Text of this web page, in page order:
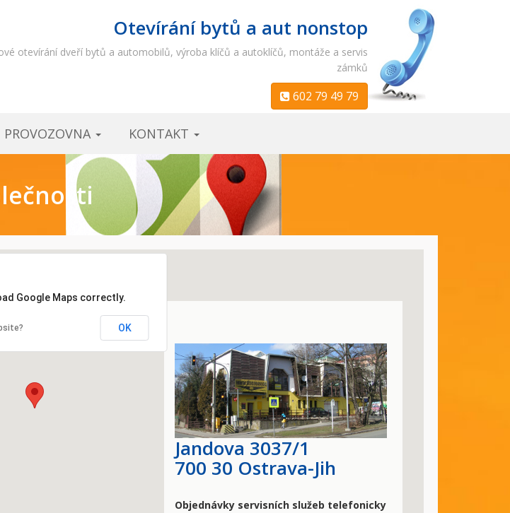
Otevírání bytů a aut nonstop
otevírání dveří bytů a automobilů, výroba klíčů a autoklíčů, montáže a servis
zámků
602 79 49 79
PROVOZOVNA KONTAKT
Google Maps correctly.
OK
Jandova 3037/1
700 30 Ostrava-Jih
Objednávky servisních služeb telefonicky